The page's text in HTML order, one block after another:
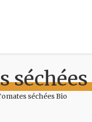
séchées Bio